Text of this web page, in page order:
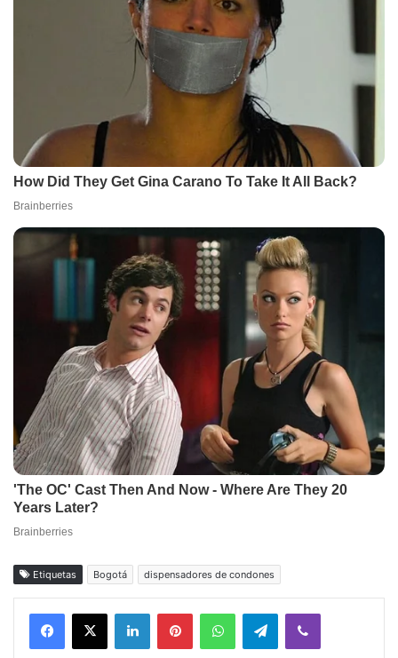
Etiquetas Bogotá dispensadores de condones
Facebook
X LinkedInPinterestWhatsAppTelegramViber